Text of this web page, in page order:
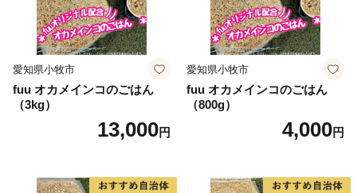
愛知県小牧市
fuu オカメインコのごはん
（3kg）
13,000円
愛知県小牧市
fuu オカメインコのごはん
（800g）
4,000円